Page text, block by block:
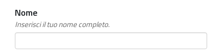
Nome
Inserisci il tuo nome completo.